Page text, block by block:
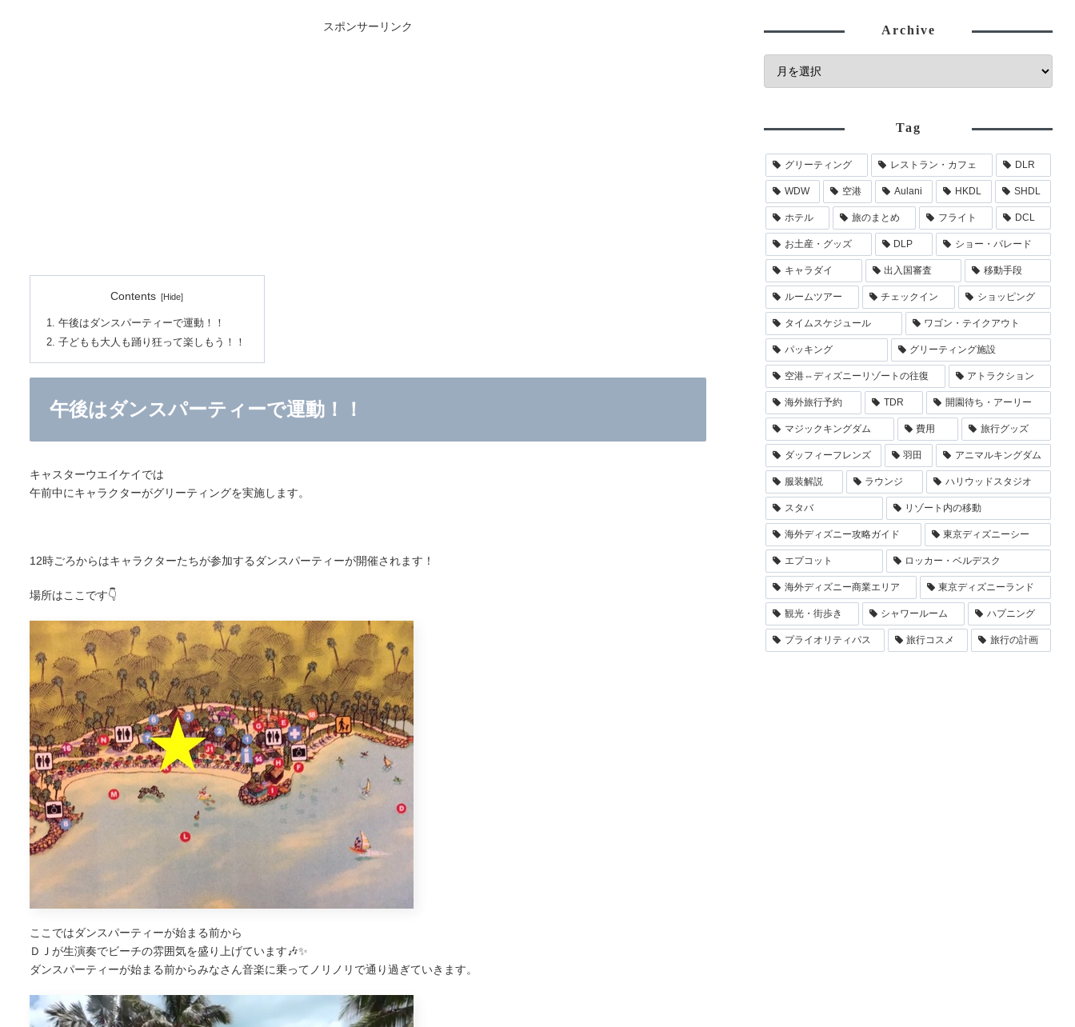
スポンサーリンク
Contents
午後はダンスパーティーで運動！！
子どもも大人も踊り狂って楽しもう！！
午後はダンスパーティーで運動！！
キャスターウエイケイでは
午前中にキャラクターがグリーティングを実施します。
12時ごろからはキャラクターたちが参加するダンスパーティーが開催されます！
場所はここです👇
ここではダンスパーティーが始まる前から
ＤＪが生演奏でビーチの雰囲気を盛り上げています🎶✨
ダンスパーティーが始まる前からみなさん音楽に乗ってノリノリで通り過ぎていきます。
Archive
Tag
グリーティング レストラン・カフェ DLR
WDW 空港 Aulani HKDL SHDL
ホテル 旅のまとめ フライト DCL
お土産・グッズ DLP ショー・パレード
キャラダイ 出入国審査 移動手段
ルームツアー チェックイン ショッピング
タイムスケジュール ワゴン・テイクアウト
パッキング グリーティング施設
空港⇔ディズニーリゾートの往復 アトラクション
海外旅行予約 TDR 開園待ち・アーリー
マジックキングダム 費用 旅行グッズ
ダッフィーフレンズ 羽田 アニマルキングダム
服装解説 ラウンジ ハリウッドスタジオ
スタバ リゾート内の移動
海外ディズニー攻略ガイド 東京ディズニーシー
エプコット ロッカー・ベルデスク
海外ディズニー商業エリア 東京ディズニーランド
観光・街歩き シャワールーム ハプニング
プライオリティパス 旅行コスメ 旅行の計画